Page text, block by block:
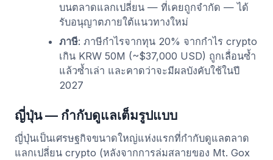
บนตลาดแลกเปลี่ยน — ที่เคยถูกจำกัด — ได้
รับอนุญาตภายใต้แนวทางใหม่
ภาษี: ภาษีกำไรจากทุน 20% จากกำไร crypto
เกิน KRW 50M (~$37,000 USD) ถูกเลื่อนซ้ำ
แล้วซ้ำเล่า และคาดว่าจะมีผลบังคับใช้ในปี
2027
ญี่ปุ่น — กำกับดูแลเต็มรูปแบบ
ญี่ปุ่นเป็นเศรษฐกิจขนาดใหญ่แห่งแรกที่กำกับดูแลตลาด
แลกเปลี่ยน crypto (หลังจากการล่มสลายของ Mt. Gox